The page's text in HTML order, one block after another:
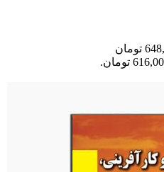
قیمت اصلی: 648,000 تومان